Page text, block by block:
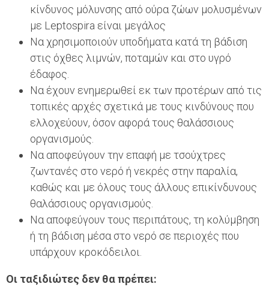
κίνδυνος μόλυνσης από ούρα ζώων μολυσμένων
με Leptospira είναι μεγάλος
Να χρησιμοποιούν υποδήματα κατά τη βάδιση
στις όχθες λιμνών, ποταμών και στο υγρό
έδαφος.
Να έχουν ενημερωθεί εκ των προτέρων από τις
τοπικές αρχές σχετικά με τους κινδύνους που
ελλοχεύουν, όσον αφορά τους θαλάσσιους
οργανισμούς.
Να αποφεύγουν την επαφή με τσούχτρες
ζωντανές στο νερό ή νεκρές στην παραλία,
καθώς και με όλους τους άλλους επικίνδυνους
θαλάσσιους οργανισμούς.
Να αποφεύγουν τους περιπάτους, τη κολύμβηση
ή τη βάδιση μέσα στο νερό σε περιοχές που
υπάρχουν κροκόδειλοι.
Οι ταξιδιώτες δεν θα πρέπει: